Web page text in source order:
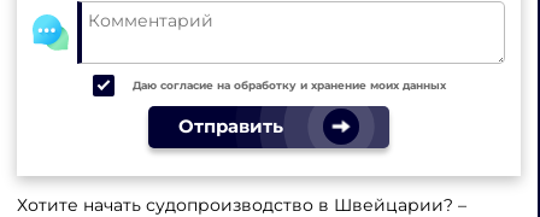
Даю согласие на обработку и хранение моих данных
Отправить
Хотите начать судопроизводство в Швейцарии? –